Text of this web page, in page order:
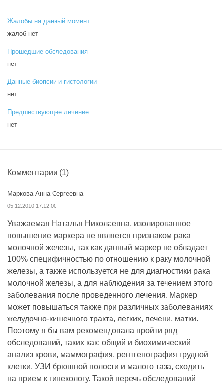
Жалобы на данный момент
жалоб нет
Прошедшие обследования
нет
Данные биопсии и гистологии
нет
Предшествующее лечение
нет
Комментарии (1)
Маркова Анна Сергеевна
05.12.2010 17:12:00
Уважаемая Наталья Николаевна, изолированное
повышение маркера не является признаком рака
молочной железы, так как данный маркер не обладает
100% специфичностью по отношению к раку молочной
железы, а также используется не для диагностики рака
молочной железы, а для наблюдения за течением этого
заболевания после проведенного лечения. Маркер
может повышаться также при различных заболеваниях
желудочно-кишечного тракта, легких, печени, матки.
Поэтому я бы вам рекомендовала пройти ряд
обследований, таких как: общий и биохимический
анализ крови, маммография, рентгенография грудной
клетки, УЗИ брюшной полости и малого таза, сходить
на прием к гинекологу. Такой перечь обследований